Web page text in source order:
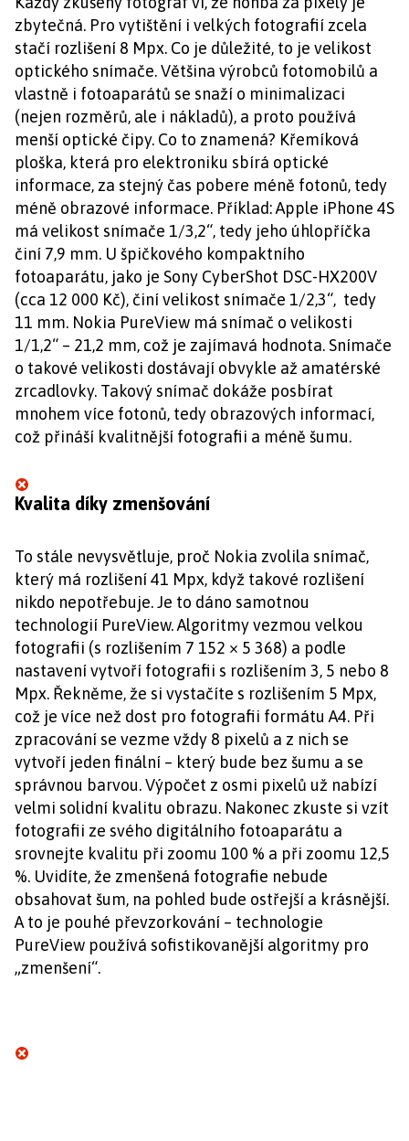
zbytečná. Pro vytištění i velkých fotografií zcela
stačí rozlišení 8 Mpx. Co je důležité, to je velikost
optického snímače. Většina výrobců fotomobilů a
vlastně i fotoaparátů se snaží o minimalizaci
(nejen rozměrů, ale i nákladů), a proto používá
menší optické čipy. Co to znamená? Křemíková
ploška, která pro elektroniku sbírá optické
informace, za stejný čas pobere méně fotonů, tedy
méně obrazové informace. Příklad: Apple iPhone 4S
má velikost snímače 1/3,2“, tedy jeho úhlopříčka
činí 7,9 mm. U špičkového kompaktního
fotoaparátu, jako je Sony CyberShot DSC-HX200V
(cca 12 000 Kč), činí velikost snímače 1/2,3“, tedy
11 mm. Nokia PureView má snímač o velikosti
1/1,2“ – 21,2 mm, což je zajímavá hodnota. Snímače
o takové velikosti dostávají obvykle až amatérské
zrcadlovky. Takový snímač dokáže posbírat
mnohem více fotonů, tedy obrazových informací,
což přináší kvalitnější fotografii a méně šumu.
Kvalita díky zmenšování
To stále nevysvětluje, proč Nokia zvolila snímač,
který má rozlišení 41 Mpx, když takové rozlišení
nikdo nepotřebuje. Je to dáno samotnou
technologií PureView. Algoritmy vezmou velkou
fotografii (s rozlišením 7 152 × 5 368) a podle
nastavení vytvoří fotografii s rozlišením 3, 5 nebo 8
Mpx. Řekněme, že si vystačíte s rozlišením 5 Mpx,
což je více než dost pro fotografii formátu A4. Při
zpracování se vezme vždy 8 pixelů a z nich se
vytvoří jeden finální – který bude bez šumu a se
správnou barvou. Výpočet z osmi pixelů už nabízí
velmi solidní kvalitu obrazu. Nakonec zkuste si vzít
fotografii ze svého digitálního fotoaparátu a
srovnejte kvalitu při zoomu 100 % a při zoomu 12,5
%. Uvidíte, že zmenšená fotografie nebude
obsahovat šum, na pohled bude ostřejší a krásnější.
A to je pouhé převzorkování – technologie
PureView používá sofistikovanější algoritmy pro
„zmenšení“.